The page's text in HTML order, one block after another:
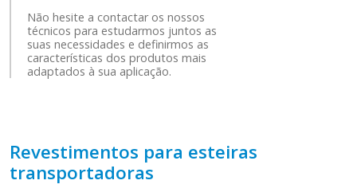
Não hesite a contactar os nossos
técnicos para estudarmos juntos as
suas necessidades e definirmos as
características dos produtos mais
adaptados à sua aplicação.
Revestimentos para esteiras
transportadoras